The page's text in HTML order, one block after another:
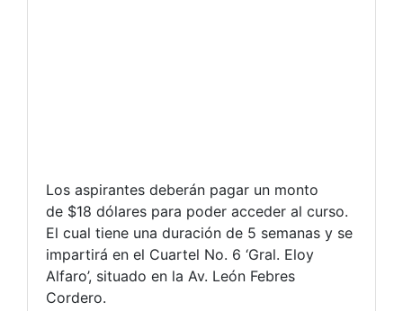
Los aspirantes deberán pagar un monto
de $18 dólares para poder acceder al curso.
El cual tiene una duración de 5 semanas y se
impartirá en el Cuartel No. 6 ‘Gral. Eloy
Alfaro’, situado en la Av. León Febres
Cordero.